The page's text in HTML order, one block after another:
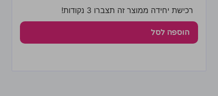
רכישת יחידה ממוצר זה תצברו 3 נקודות!
הוספה לסל